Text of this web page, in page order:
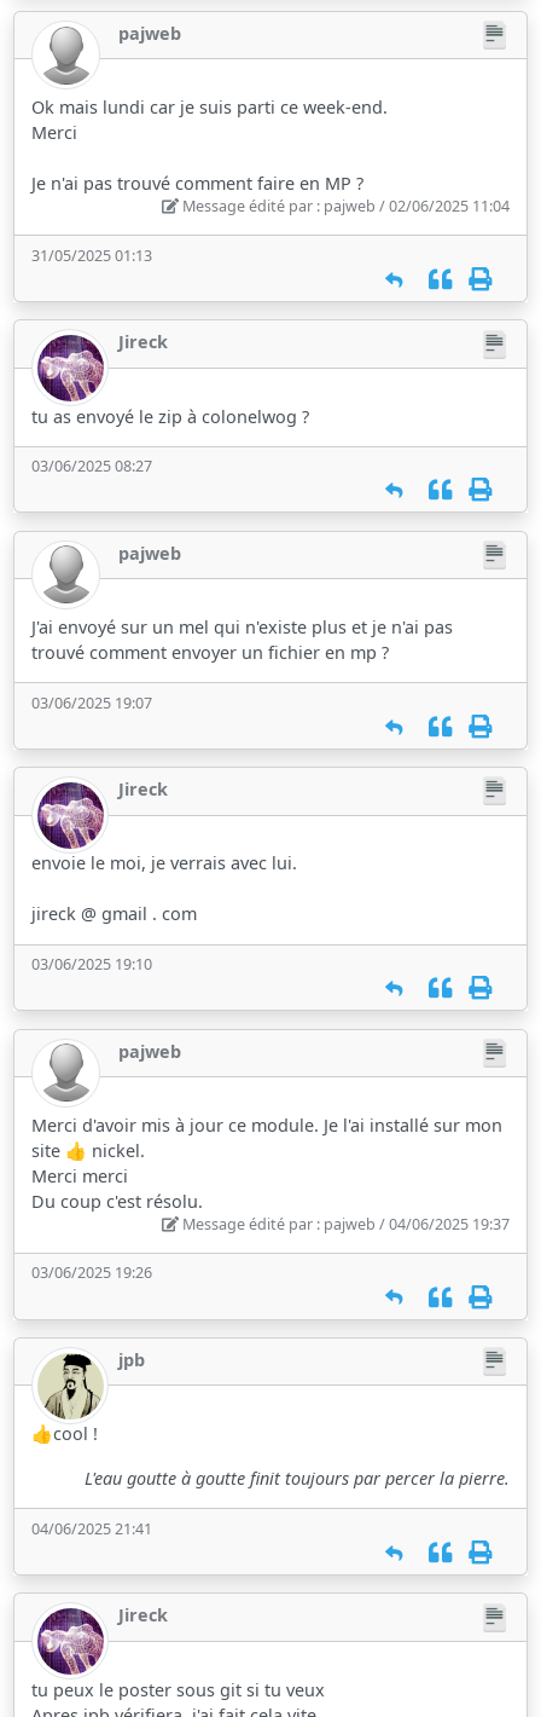
pajweb
Ok mais lundi car je suis parti ce week-end.
Merci
Je n'ai pas trouvé comment faire en MP ?
Message édité par : pajweb / 02/06/2025 11:04
31/05/2025 01:13
Jireck
tu as envoyé le zip à colonelwog ?
03/06/2025 08:27
pajweb
J'ai envoyé sur un mel qui n'existe plus et je n'ai pas
trouvé comment envoyer un fichier en mp ?
03/06/2025 19:07
Jireck
envoie le moi, je verrais avec lui.
jireck @ gmail . com
03/06/2025 19:10
pajweb
Merci d'avoir mis à jour ce module. Je l'ai installé sur mon
site 👍 nickel.
Merci merci
Du coup c'est résolu.
Message édité par : pajweb / 04/06/2025 19:37
03/06/2025 19:26
jpb
👍cool !
L'eau goutte à goutte finit toujours par percer la pierre.
04/06/2025 21:41
Jireck
tu peux le poster sous git si tu veux